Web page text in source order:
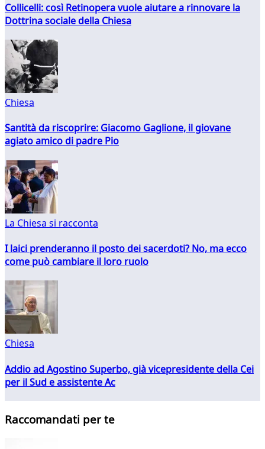
Collicelli: così Retinopera vuole aiutare a rinnovare la
Dottrina sociale della Chiesa
Chiesa
Santità da riscoprire: Giacomo Gaglione, il giovane
agiato amico di padre Pio
La Chiesa si racconta
I laici prenderanno il posto dei sacerdoti? No, ma ecco
come può cambiare il loro ruolo
Chiesa
Addio ad Agostino Superbo, già vicepresidente della Cei
per il Sud e assistente Ac
Raccomandati per te